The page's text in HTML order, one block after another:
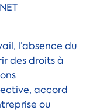
l’absence du
des droits à
accord
ou